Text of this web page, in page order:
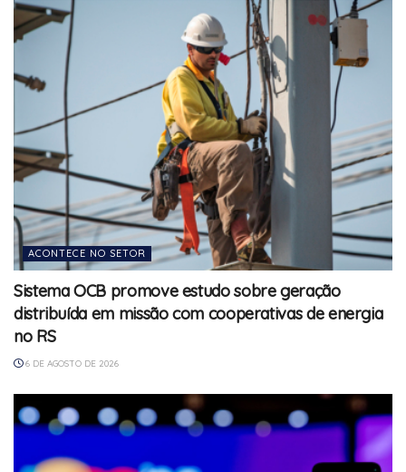
ACONTECE NO SETOR
Sistema OCB promove estudo sobre geração
distribuída em missão com cooperativas de energia
no RS
6 DE AGOSTO DE 2026